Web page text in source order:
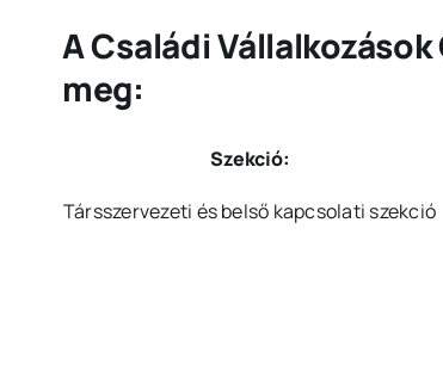
A Családi
meg:
Szekció:
Társszervezeti és belső kapcsolati szekció